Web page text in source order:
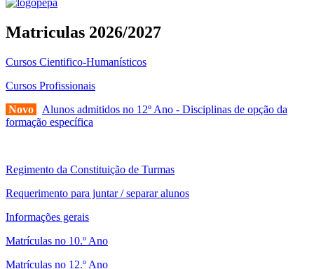
Matriculas 2026/2027
Cursos Cientifico-Humanísticos
Cursos Profissionais
Novo
Alunos admitidos no 12º Ano - Disciplinas de opção da
formação específica
Regimento da Constituição de Turmas
Requerimento para juntar / separar alunos
Informações gerais
Matrículas no 10.º Ano
Matrículas no 12.º Ano